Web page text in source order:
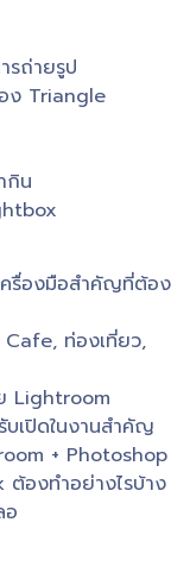
รถ่ายรูป
ง Triangle
กิน
ครื่องมือสำคัญที่ต้อง
ท่องเที่ยว,
Lightroom
เปิดในงานสำคัญ
+ Photoshop
องทำอย่างไรบ้าง
อ